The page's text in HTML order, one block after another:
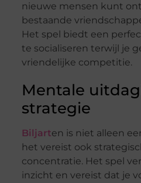
nieuwe mensen kunt
bestaande
Het spel biedt een
te socialiseren terwijl je
vriendelijke competitie.
Mentale
strategie
Biljarten is niet alleen
het vereist ook
concentratie. Het spel
inzicht en vereist dat je